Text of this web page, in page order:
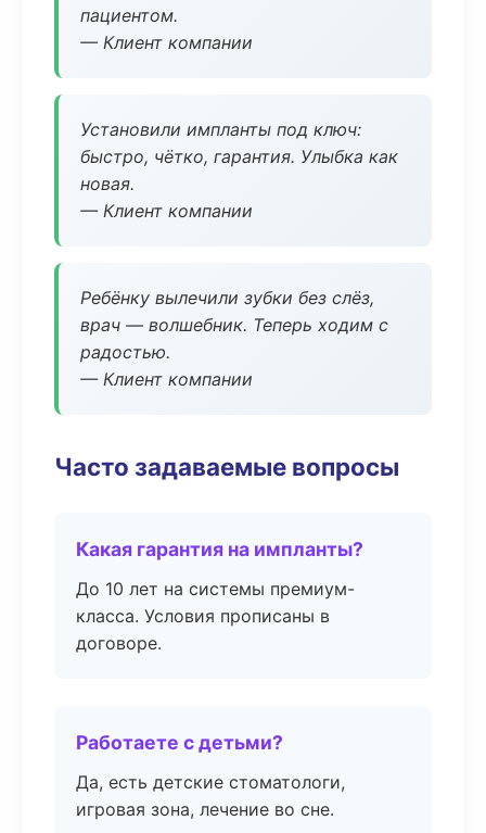
пациентом.
— Клиент компании
Установили импланты под ключ:
быстро, чётко, гарантия. Улыбка как
новая.
— Клиент компании
Ребёнку вылечили зубки без слёз,
врач — волшебник. Теперь ходим с
радостью.
— Клиент компании
Часто задаваемые вопросы
Какая гарантия на импланты?
До 10 лет на системы премиум-
класса. Условия прописаны в
договоре.
Работаете с детьми?
Да, есть детские стоматологи,
игровая зона, лечение во сне.